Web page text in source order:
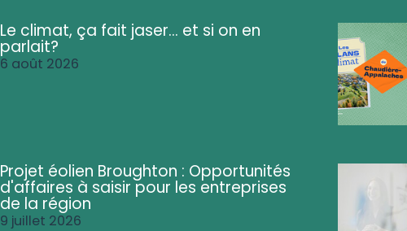
Le climat, ça fait jaser... et si on en
parlait?
6 août 2026
Projet éolien Broughton : Opportunités
d'affaires à saisir pour les entreprises
de la région
9 juillet 2026